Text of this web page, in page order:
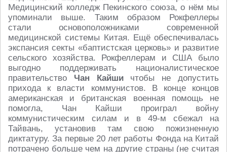
Медицинский колледж Пекинского союза, о нём мы
упоминали выше. Таким образом Рокфеллеры
стали основоположниками современной
медицинской системы Китая. Ещё обеспечивалась
экспансия секты «баптистская церковь» и развитие
сельского хозяйства. Рокфеллерам и США было
выгодно поддерживать националистическое
правительство Чан Кайшичтобы не допустить
прихода к власти коммунистов. В конце концов
американская и британская военная помощь не
помогла, Чан Кайши проиграл войну
коммунистическим силам и в 49-м сбежал на
Тайвань, установив там свою пожизненную
диктатуру. За первые 20 лет работы Фонда на Китай
потрачено больше чем на другие страны (не считая